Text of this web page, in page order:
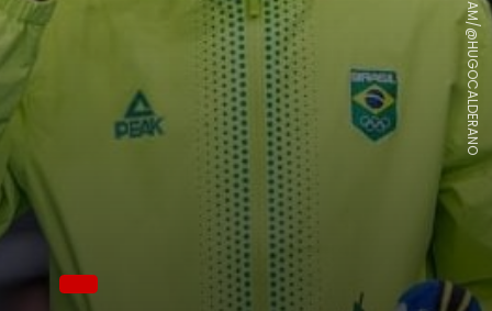
INSTAGRAM/@HUGOCALDERANO